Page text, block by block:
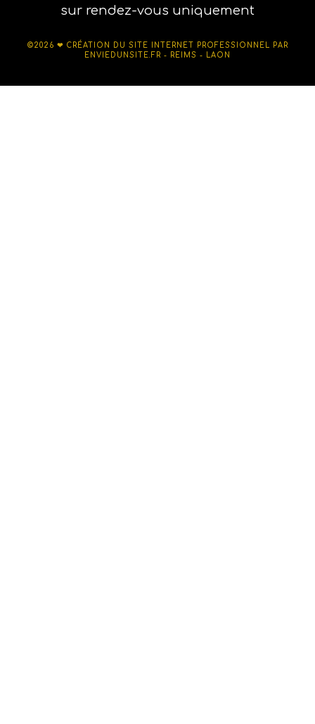
sur rendez-vous uniquement
©2026 ❤ CRÉATION DU SITE INTERNET PROFESSIONNEL PAR
ENVIEDUNSITE.FR - REIMS - LAON